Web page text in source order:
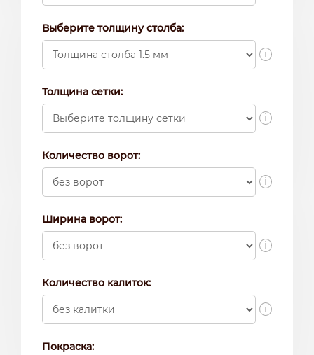
Выберите толщину столба:
i
Толщина сетки:
i
Количество ворот:
i
Ширина ворот:
i
Количество калиток:
i
Покраска: